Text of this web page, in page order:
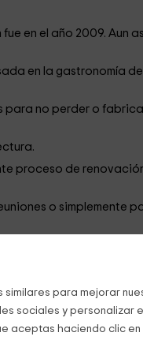
para mejorar
sociales y personalizar
aceptas haciendo clic
en el año 2009. Aun
en la gastronomía
para no perder o
proceso de
o simplemente
jardín.
7.